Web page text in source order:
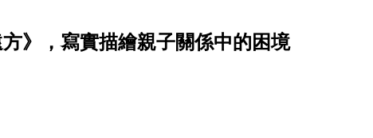
》，寫實描繪親子關係中的困境